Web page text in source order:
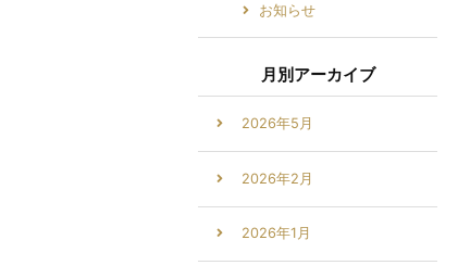
お知らせ
月別アーカイブ
2026年5月
2026年2月
2026年1月